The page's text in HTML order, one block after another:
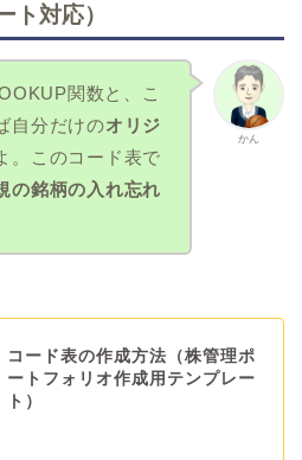
ト対応）
かん
関数と、こ
自分だけのオリジ
。このコード表で
の銘柄の入れ忘れ
コード表の作成方法（株管理ポ
ートフォリオ作成用テンプレー
ト）